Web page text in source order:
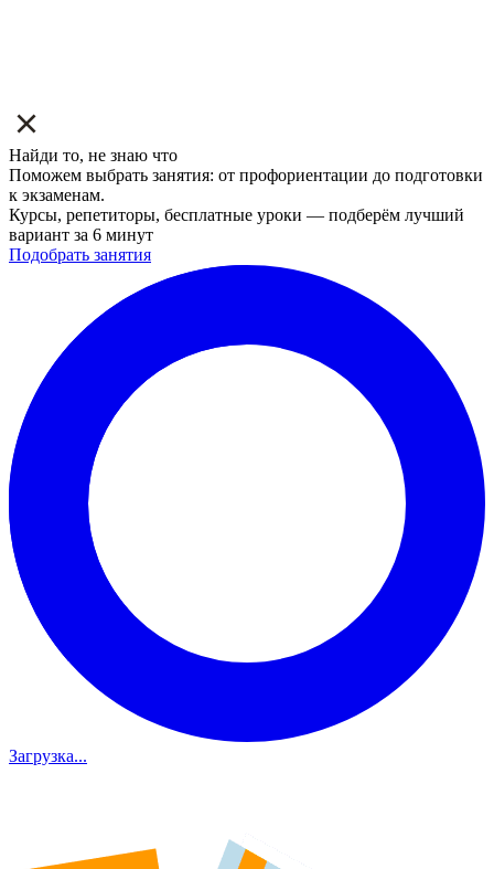
Найди то, не знаю что
Поможем выбрать занятия: от профориентации до подготовки
к экзаменам.
Курсы, репетиторы, бесплатные уроки — подберём лучший
вариант за 6 минут
Подобрать занятия
Загрузка...